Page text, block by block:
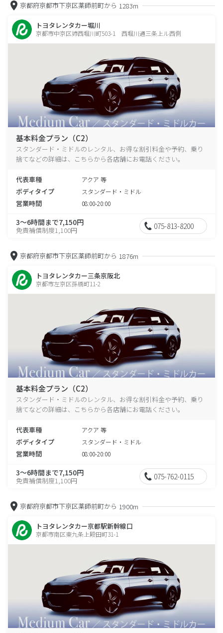
京都府京都市下京区薬師前町から 1283m
トヨタレンタカー堀川
京都市中京区姉西堀川町503-1 西堀川通三条上ル西側
基本料金プラン（C2）
スタンダード・ミドルのレンタル、お得な割引料金や予約、乗り
捨てなどの詳細は、こちらから各店舗にお電話ください。
代表車種 アクア 等
ボディタイプ スタンダード・ミドル
営業時間 08:00-20:00
3～6時間まで7,150円
免責補償制度1,100円 075-813-8200
京都府京都市下京区薬師前町から 1876m
トヨタレンタカー三条京阪北
京都市左京区孫橋町11-2
基本料金プラン（C2）
スタンダード・ミドルのレンタル、お得な割引料金や予約、乗り
捨てなどの詳細は、こちらから各店舗にお電話ください。
代表車種 アクア 等
ボディタイプ スタンダード・ミドル
営業時間 08:00-20:00
3～6時間まで7,150円
免責補償制度1,100円 075-762-0115
京都府京都市下京区薬師前町から 1900m
トヨタレンタカー京都駅新幹線口
京都市南区東九条上殿田町31-1